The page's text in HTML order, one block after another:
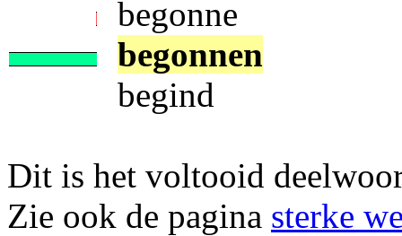
begonne
begonnen
begind
Dit is het voltooid
Zie ook de pagina sterke